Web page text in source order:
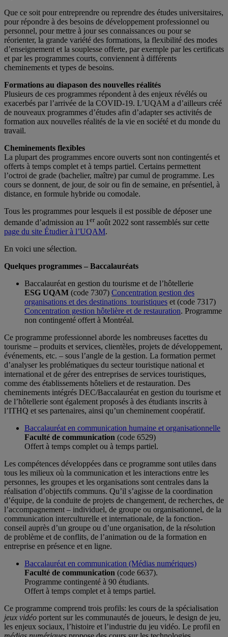
Que ce soit pour entreprendre ou reprendre des études universitaires,
pour répondre à des besoins de développement professionnel ou
personnel, pour mettre à jour ses connaissances ou pour se
réorienter, la grande variété des formations, la flexibilité des modes
d’enseignement et la souplesse offerte, par exemple par les certificats
et par les programmes courts, conviennent à différents
cheminements et types de besoins.
Formations au diapason des nouvelles réalités
Plusieurs de ces programmes répondent à des enjeux révélés ou
exacerbés par l’arrivée de la COVID-19. L’UQAM a d’ailleurs créé
de nouveaux programmes d’études afin d’adapter ses activités de
formation aux nouvelles réalités de la vie en société et du monde du
travail.
Cheminements flexibles
La plupart des programmes encore ouverts sont non contingentés et
offerts à temps complet et à temps partiel. Certains permettent
l’octroi de grade (bachelier, maître) par cumul de programme. Les
cours se donnent, de jour, de soir ou fin de semaine, en présentiel, à
distance, en formule hybride ou comodale.
Tous les programmes pour lesquels il est possible de déposer une
demande d’admission au 1 eraoût 2022 sont rassemblés sur cette
page du site Étudier à l’UQAM.
En voici une sélection.
Quelques programmes – Baccalauréats
Baccalauréat en gestion du tourisme et de l’hôtellerie
ESG UQAM (code 7307) Concentration gestion des
organisations et des destinations touristiques et (code 7317)
Concentration gestion hôtelière et de restauration. Programme
non contingenté offert à Montréal.
Ce programme professionnel aborde les nombreuses facettes du
tourisme – produits et services, clientèles, projets de développement,
événements, etc. – sous l’angle de la gestion. La formation permet
d’analyser les problématiques du secteur touristique national et
international et de gérer des entreprises de services touristiques,
comme des établissements hôteliers et de restauration. Des
cheminements intégrés DEC/Baccalauréat en gestion du tourisme et
de l’hôtellerie sont également proposés à des étudiants inscrits à
l’ITHQ et ses partenaires, ainsi qu’un cheminement coopératif.
Baccalauréat en communication humaine et organisationnelle
Faculté de communication (code 6529)
Offert à temps complet ou à temps partiel.
Les compétences développées dans ce programme sont utiles dans
tous les milieux où la communication et les interactions entre les
personnes, les groupes et les organisations sont centrales dans la
réalisation d’objectifs communs. Qu’il s’agisse de la coordination
d’équipe, de la conduite de projets de changement, de recherches, de
l’accompagnement – individuel, de groupe ou organisationnel, de la
communication interculturelle et internationale, de la fonction-
conseil auprès d’un groupe ou d’une organisation, de la résolution
de problème et de conflits, de l’animation ou de la formation en
entreprise en présence et en ligne.
Baccalauréat en communication (Médias numériques)
Faculté de communication (code 6637).
Programme contingenté à 90 étudiants.
Offert à temps complet et à temps partiel.
Ce programme comprend trois profils: les cours de la spécialisation
jeux vidéo portent sur les communautés de joueurs, le design de jeu,
les enjeux sociaux, l’histoire et l’industrie du jeu vidéo. Le profil en